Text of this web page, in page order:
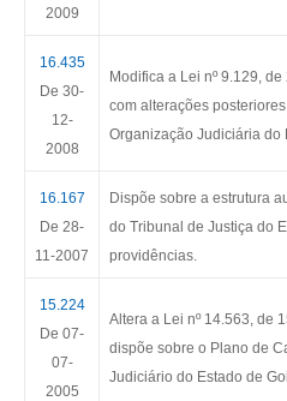
2009
16.435
De 30-
12-
2008
Modifica a Lei nº 9.129,
com alterações
Organização Judiciária do
16.167
De 28-
11-2007
Dispõe sobre a estrutura
do Tribunal de Justiça do
providências.
15.224
De 07-
07-
2005
Altera a Lei nº 14.563, de
dispõe sobre o Plano de
Judiciário do Estado de